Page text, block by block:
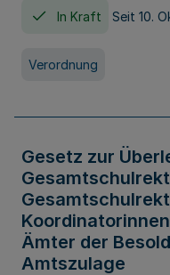
In Kraft Seit 10.
Verordnung
Gesetz zur
Ämter der
Amtszulage